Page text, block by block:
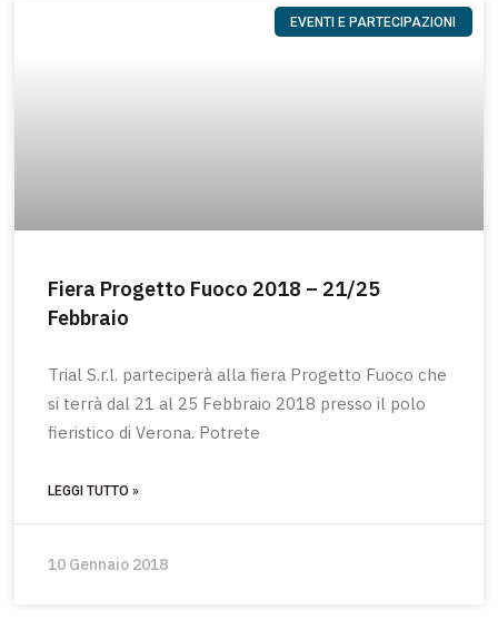
EVENTI E PARTECIPAZIONI
Fiera Progetto Fuoco 2018 – 21/25
Febbraio
Trial S.r.l. parteciperà alla fiera Progetto Fuoco che
si terrà dal 21 al 25 Febbraio 2018 presso il polo
fieristico di Verona. Potrete
LEGGI TUTTO »
10 Gennaio 2018